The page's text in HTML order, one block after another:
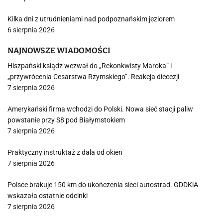
Kilka dni z utrudnieniami nad podpoznańskim jeziorem
6 sierpnia 2026
NAJNOWSZE WIADOMOŚCI
Hiszpański ksiądz wezwał do „Rekonkwisty Maroka” i
„przywrócenia Cesarstwa Rzymskiego”. Reakcja diecezji
7 sierpnia 2026
Amerykański firma wchodzi do Polski. Nowa sieć stacji paliw
powstanie przy S8 pod Białymstokiem
7 sierpnia 2026
Praktyczny instruktaż z dala od okien
7 sierpnia 2026
Polsce brakuje 150 km do ukończenia sieci autostrad. GDDKiA
wskazała ostatnie odcinki
7 sierpnia 2026